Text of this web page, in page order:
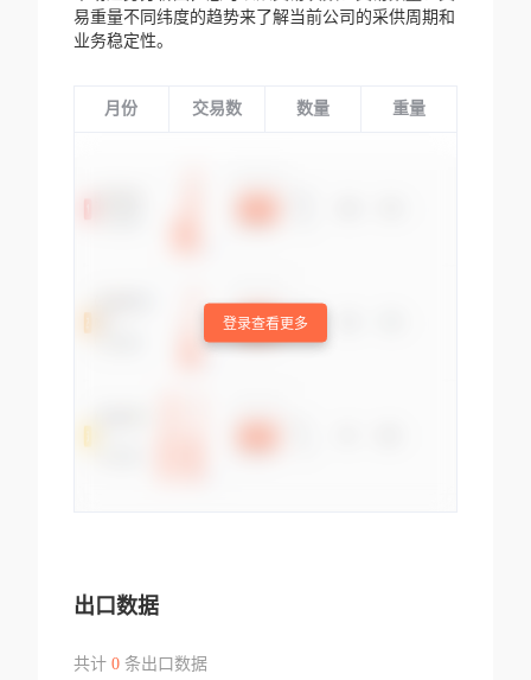
易重量不同纬度的趋势来了解当前公司的采供周期和
业务稳定性。
月份 交易数 数量 重量
登录查看更多
出口数据
共计 0条出口数据